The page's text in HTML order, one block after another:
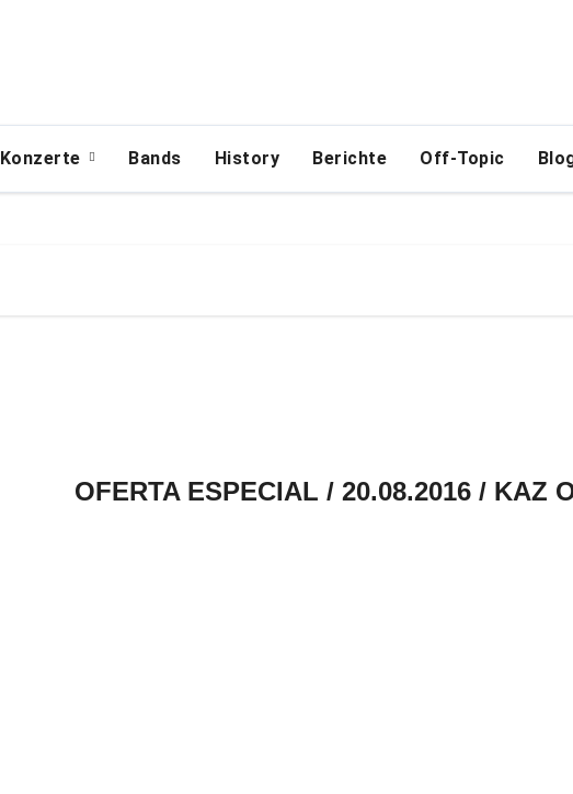
Konzerte Bands History Berichte Off-Topic
OFERTA ESPECIAL / 20.08.2016 / KAZ